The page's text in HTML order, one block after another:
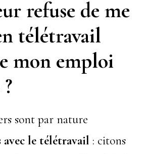
refuse de me
télétravail
mon emploi
sont par nature
le télétravail : citons